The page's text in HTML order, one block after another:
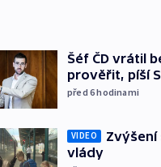
Šéf ČD vrátil
prověřit, píší
před 6hodinami
VIDEO
Zvýšení
vlády